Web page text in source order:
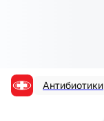
Антибиотики